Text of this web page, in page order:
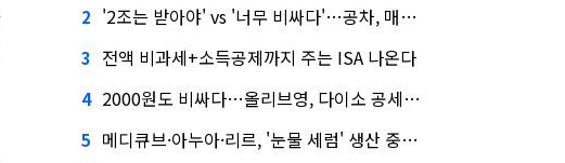
2 '2조는 받아야' vs '너무 비싸다'…공차, 매각 성공할까
3 전액 비과세+소득공제까지 주는 ISA 나온다
4 2000원도 비싸다…올리브영, 다이소 공세에 '가성비'로 맞불
5 메디큐브·아누아·리르, '눈물 세럼' 생산 중단한다